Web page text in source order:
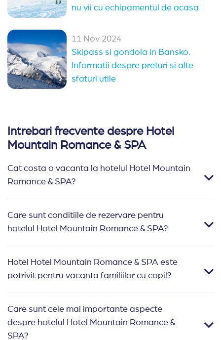
nu vii cu echipamentul de acasa
11 Nov 2024
Skipass si gondola in Bansko.
Informatii despre preturi si alte
sfaturi utile
Intrebari frecvente despre Hotel
Mountain Romance & SPA
Cat costa o vacanta la hotelul Hotel Mountain
Romance & SPA?
Care sunt conditiile de rezervare pentru
hotelul Hotel Mountain Romance & SPA?
Hotel Hotel Mountain Romance & SPA este
potrivit pentru vacanta familiilor cu copil?
Care sunt cele mai importante aspecte
despre hotelul Hotel Mountain Romance &
SPA?